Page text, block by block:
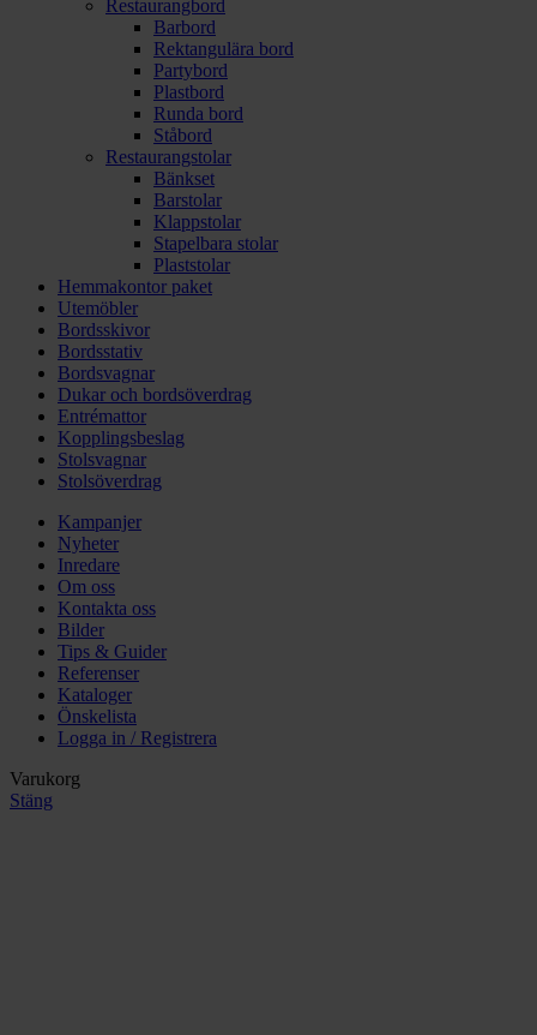
Restaurangbord
Barbord
Rektangulära bord
Partybord
Plastbord
Runda bord
Ståbord
Restaurangstolar
Bänkset
Barstolar
Klappstolar
Stapelbara stolar
Plaststolar
Hemmakontor paket
Utemöbler
Bordsskivor
Bordsstativ
Bordsvagnar
Dukar och bordsöverdrag
Entrémattor
Kopplingsbeslag
Stolsvagnar
Stolsöverdrag
Kampanjer
Nyheter
Inredare
Om oss
Kontakta oss
Bilder
Tips & Guider
Referenser
Kataloger
Önskelista
Logga in / Registrera
Varukorg
Stäng